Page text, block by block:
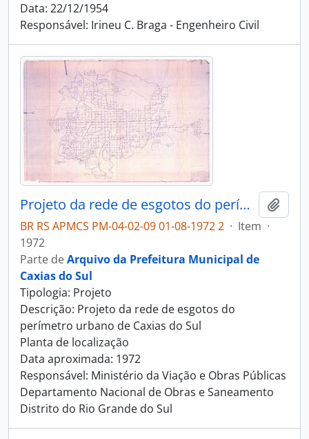
Data: 22/12/1954
Responsável: Irineu C. Braga - Engenheiro Civil
Projeto da rede de esgotos do perímetro urbano de Caxias do Sul
BR RS APMCS PM-04-02-09 01-08-1972 2 · Item ·
1972
Parte deArquivo da Prefeitura Municipal de
Caxias do Sul
Tipologia: Projeto
Descrição: Projeto da rede de esgotos do
perímetro urbano de Caxias do Sul
Planta de localização
Data aproximada: 1972
Responsável: Ministério da Viação e Obras Públicas
Departamento Nacional de Obras e Saneamento
Distrito do Rio Grande do Sul